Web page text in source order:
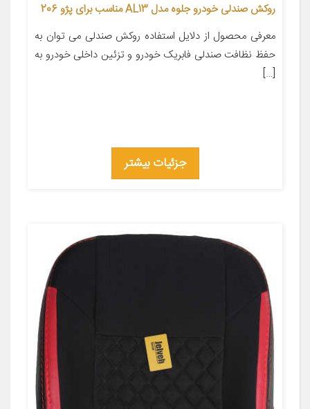
روکش صندلی خودرو جلوه مدل AL13 مناسب برای پژو 206
معرفی محصول از دلایل استفاده روکش صندلی می توان به
حفظ نظافت صندلی فابریک خودرو و تزئین داخلی خودرو به
[…]
جزئیات بیشتر